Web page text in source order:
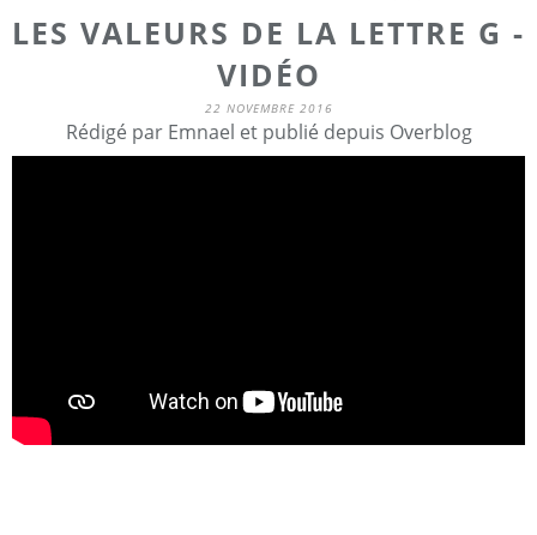
LES VALEURS DE LA LETTRE G -
VIDÉO
22 NOVEMBRE 2016
Rédigé par Emnael et publié depuis Overblog